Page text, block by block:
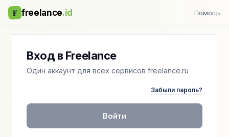
F freelance.id Помощь
Вход в Freelance
Один аккаунт для всех сервисов freelance.ru
Забыли пароль?
Войти